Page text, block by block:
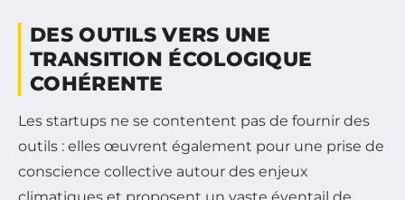
DES OUTILS VERS UNE
TRANSITION ÉCOLOGIQUE
COHÉRENTE
Les startups ne se contentent pas de fournir des
outils : elles œuvrent également pour une prise de
conscience collective autour des enjeux